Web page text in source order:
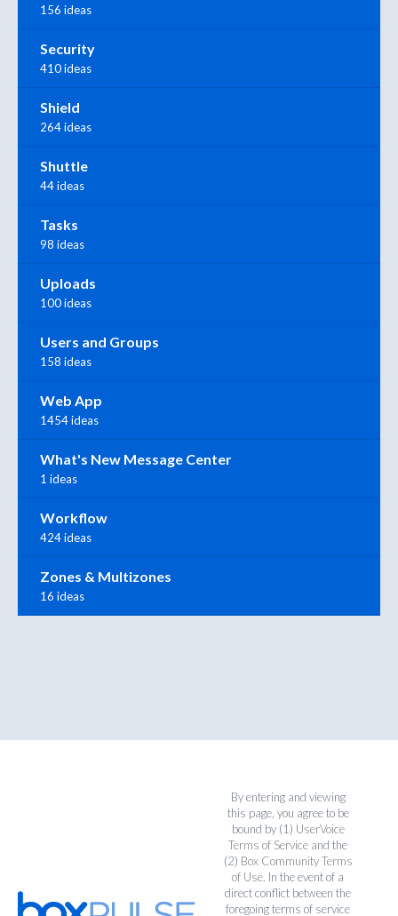
156 ideas
Security
410 ideas
Shield
264 ideas
Shuttle
44 ideas
Tasks
98 ideas
Uploads
100 ideas
Users and Groups
158 ideas
Web App
1454 ideas
What's New Message Center
1 ideas
Workflow
424 ideas
Zones & Multizones
16 ideas
By entering and viewing
this page, you agree to be
bound by (1) UserVoice
Terms of Service and the
(2) Box Community Terms
of Use. In the event of a
direct conflict between the
foregoing terms of service